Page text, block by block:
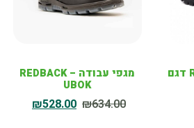
נעלי עבודה ריינו Rhino דגם
מגפי עבודה REDBACK –
UBOK
₪634.00
₪528.00